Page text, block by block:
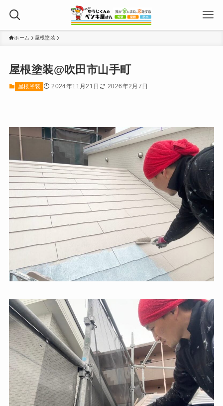
ホーム 屋根塗装
屋根塗装@吹田市山手町
屋根塗装 2024年11月21日 2026年2月7日